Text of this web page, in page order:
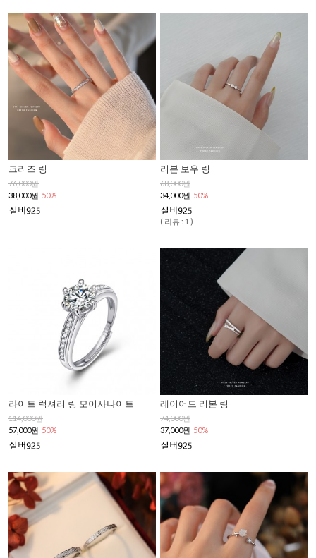
크리즈 링
76,000원
38,000원 50%
리본 보우 링
68,000원
34,000원 50%
( 리뷰 : 1 )
라이트 럭셔리 링 모이사나이트
114,000원
57,000원 50%
레이어드 리본 링
74,000원
37,000원 50%